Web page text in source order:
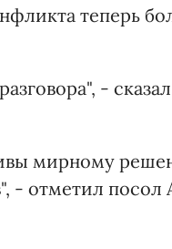
теперь
-
мирному
- отметил